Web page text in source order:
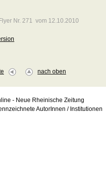
Nr. 271 vom 12.10.2010
nach oben
- Neue Rheinische Zeitung
AutorInnen / Institutionen